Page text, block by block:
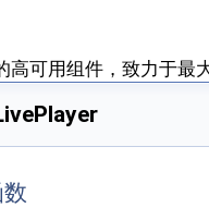
可用组件，致力于最